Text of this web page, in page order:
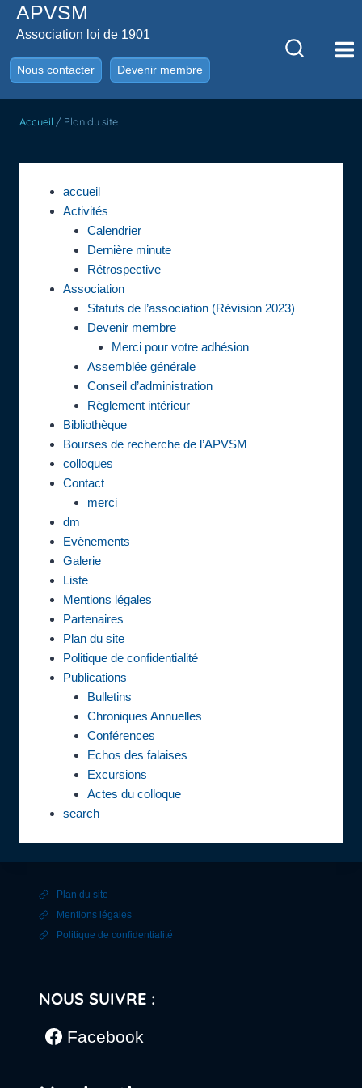
AllerAPVSM
Association loi de 1901
Nous contacter Devenir membre
Accueil / Plan du site
accueil
Activités
Calendrier
Dernière minute
Rétrospective
Association
Statuts de l’association (Révision 2023)
Devenir membre
Merci pour votre adhésion
Assemblée générale
Conseil d’administration
Règlement intérieur
Bibliothèque
Bourses de recherche de l’APVSM
colloques
Contact
merci
dm
Evènements
Galerie
Liste
Mentions légales
Partenaires
Plan du site
Politique de confidentialité
Publications
Bulletins
Chroniques Annuelles
Conférences
Echos des falaises
Excursions
Actes du colloque
search
Plan du site
Mentions légales
Politique de confidentialité
NOUS SUIVRE :
Facebook